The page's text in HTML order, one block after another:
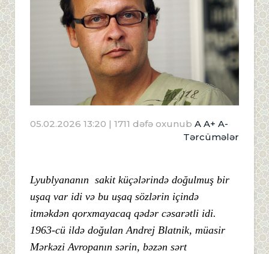
05.02.2026 13:20 | 1711 dəfə oxunub A A+ A-
Tərcümələr
Lyublyananın sakit küçələrində doğulmuş bir
uşaq var idi və bu uşaq sözlərin içində
itməkdən qorxmayacaq qədər cəsarətli idi.
1963-cü ildə doğulan Andrej Blatnik, müasir
Mərkəzi Avropanın sərin, bəzən sərt